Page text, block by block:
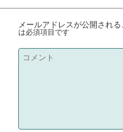
メールアドレスが公開される
は必須項目です